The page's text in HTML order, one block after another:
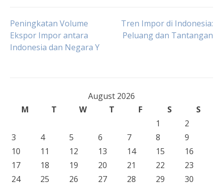
Post
navigation
Peningkatan Volume
Ekspor Impor antara
Indonesia dan Negara Y
Tren Impor di Indonesia:
Peluang dan Tantangan
August 2026
M
T W T F S
S
1
2
3
4 5 6 7 8
9
10
11 12 13 14 15
16
17
18 19 20 21 22
23
24
25 26 27 28 29
30